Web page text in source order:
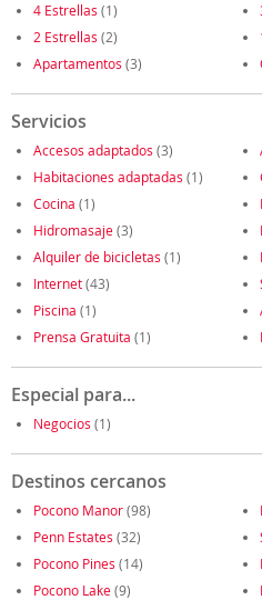
4 Estrellas (1)
2 Estrellas (2)
Apartamentos (3)
Servicios
Accesos adaptados (3)
Habitaciones adaptadas (1)
Cocina (1)
Hidromasaje(3)
Alquiler de bicicletas (1)
Internet(43)
Piscina (1)
Prensa Gratuita (1)
Especial para...
Negocios (1)
Destinos cercanos
Pocono Manor(98)
Penn Estates (32)
Pocono Pines (14)
Pocono Lake(9)